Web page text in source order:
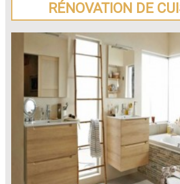
RÉNOVATION DE